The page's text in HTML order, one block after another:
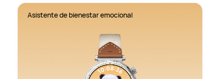
Asistente de bienestar emocional